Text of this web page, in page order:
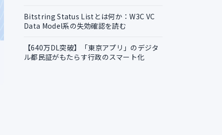
Bitstring Status Listとは何か：W3C VC
Data Model系の失効確認を読む
【640万DL突破】「東京アプリ」のデジタ
ル都民証がもたらす行政のスマート化